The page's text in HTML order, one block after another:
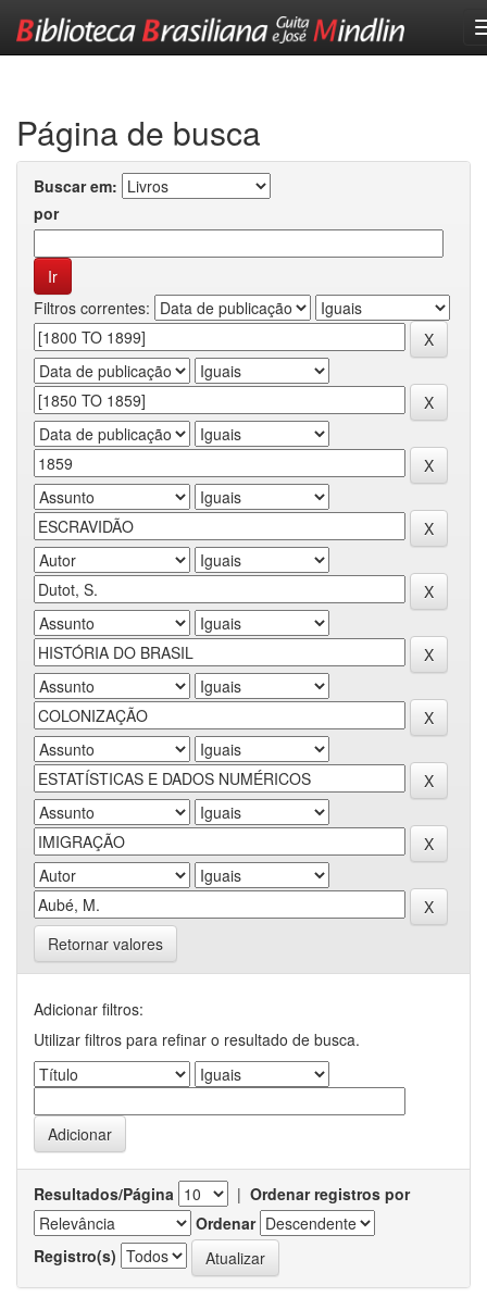
Página de busca
Buscar em:
por
Filtros correntes:
Retornar valores
Adicionar filtros:
Utilizar filtros para refinar o resultado de busca.
Resultados/Página | Ordenar registros por
Ordenar
Registro(s)